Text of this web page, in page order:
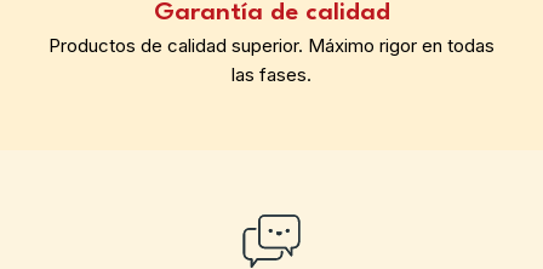
Garantía de calidad
Productos de calidad superior. Máximo rigor en todas
las fases.